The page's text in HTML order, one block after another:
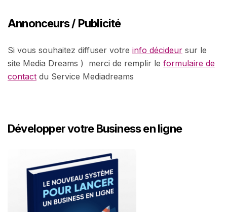
Annonceurs / Publicité
Si vous souhaitez diffuser votre info décideur sur le
site Media Dreams ) merci de remplir le formulaire de
contact du Service Mediadreams
Développer votre Business en ligne